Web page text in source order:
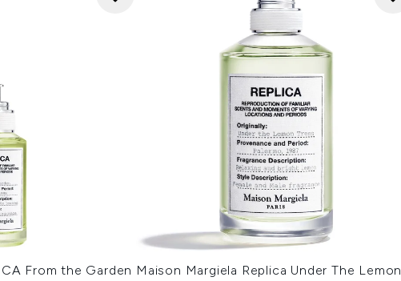
From the Garden Maison Margiela Replica Under The Lemon